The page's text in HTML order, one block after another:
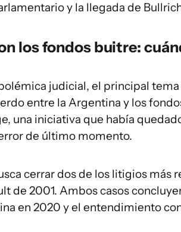
y la llegada de
los fondos buitre:
judicial, el principal
entre la Argentina y los
una iniciativa que había
de último momento.
cerrar dos de los litigios más
de 2001. Ambos casos
en 2020 y el entendimiento